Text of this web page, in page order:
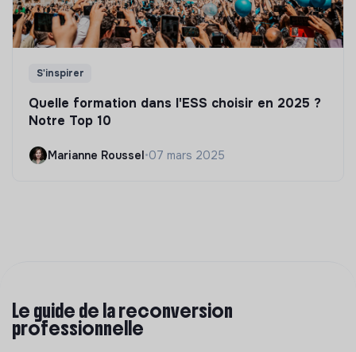
S'inspirer
Quelle formation dans l'ESS choisir en 2025 ?
Notre Top 10
Marianne Roussel•07 mars 2025
Le guide de la reconversion
professionnelle